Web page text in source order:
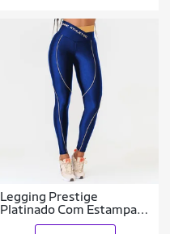
Legging Prestige
Platinado Com Estampa
Emborrachada Donna